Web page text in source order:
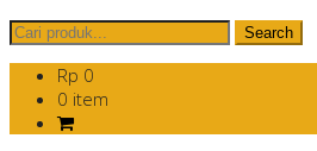
Rp 0
0 item